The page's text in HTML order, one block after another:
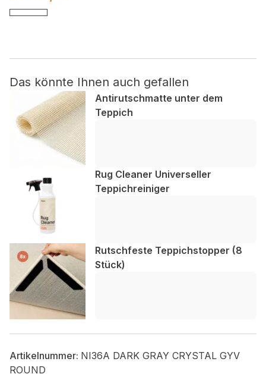
Das könnte Ihnen auch gefallen
Antirutschmatte unter dem
Teppich
Rug Cleaner Universeller
Teppichreiniger
Rutschfeste Teppichstopper (8
Stück)
Artikelnummer: NI36A DARK GRAY CRYSTAL GYV
ROUND
wurden.
Alle ablehnen
Meine Einstellungen speichern